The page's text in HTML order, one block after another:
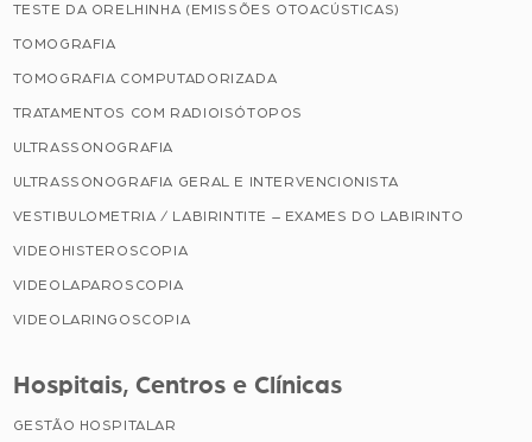
TESTE DA ORELHINHA (EMISSÕES OTOACÚSTICAS)
TOMOGRAFIA
TOMOGRAFIA COMPUTADORIZADA
TRATAMENTOS COM RADIOISÓTOPOS
ULTRASSONOGRAFIA
ULTRASSONOGRAFIA GERAL E INTERVENCIONISTA
VESTIBULOMETRIA / LABIRINTITE – EXAMES DO LABIRINTO
VIDEOHISTEROSCOPIA
VIDEOLAPAROSCOPIA
VIDEOLARINGOSCOPIA
Hospitais, Centros e Clínicas
GESTÃO HOSPITALAR